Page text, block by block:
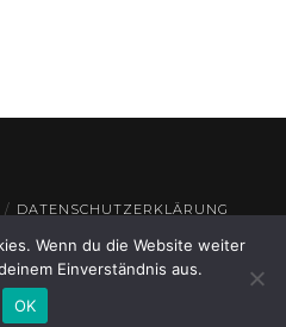
DATENSCHUTZERKLÄRUNG
GEROLZHOFEN2026
Wenn du die Website weiter
Einverständnis aus.
OK